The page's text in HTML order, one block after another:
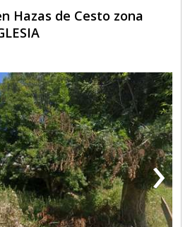
Hazas de Cesto zona
›